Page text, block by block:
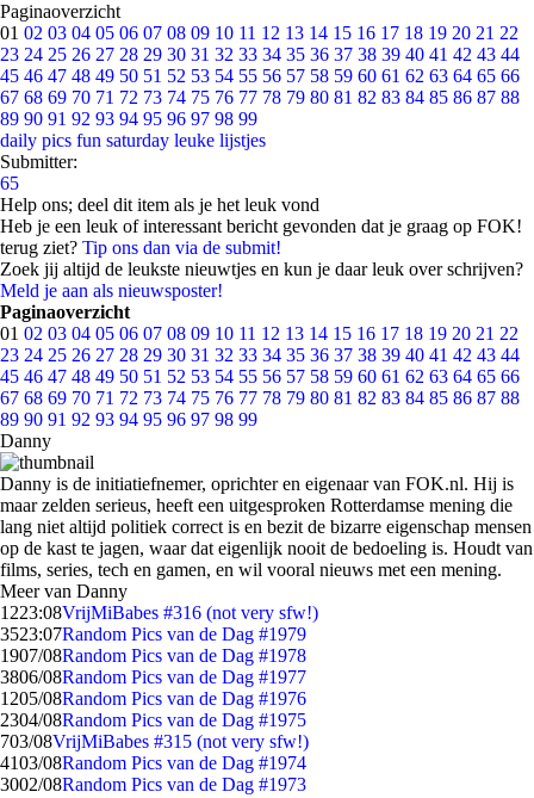
Paginaoverzicht
01 02 03 04 05 06 07 08 09 10 11 12 13 14 15 16 17 18 19 20 21 22
23 24 25 26 27 28 29 30 31 32 33 34 35 36 37 38 39 40 41 42 43 44
45 46 47 48 49 50 51 52 53 54 55 56 57 58 59 60 61 62 63 64 65 66
67 68 69 70 71 72 73 74 75 76 77 78 79 80 81 82 83 84 85 86 87 88
89 90 91 92 93 94 95 96 97 98 99
daily pics fun saturday leuke lijstjes
Submitter:
65
Help ons; deel dit item als je het leuk vond
Heb je een leuk of interessant bericht gevonden dat je graag op FOK!
terug ziet? Tip ons dan via de submit!
Zoek jij altijd de leukste nieuwtjes en kun je daar leuk over schrijven?
Meld je aan als nieuwsposter!
Paginaoverzicht
01 02 03 04 05 06 07 08 09 10 11 12 13 14 15 16 17 18 19 20 21 22
23 24 25 26 27 28 29 30 31 32 33 34 35 36 37 38 39 40 41 42 43 44
45 46 47 48 49 50 51 52 53 54 55 56 57 58 59 60 61 62 63 64 65 66
67 68 69 70 71 72 73 74 75 76 77 78 79 80 81 82 83 84 85 86 87 88
89 90 91 92 93 94 95 96 97 98 99
Danny
Danny is de initiatiefnemer, oprichter en eigenaar van FOK.nl. Hij is
maar zelden serieus, heeft een uitgesproken Rotterdamse mening die
lang niet altijd politiek correct is en bezit de bizarre eigenschap mensen
op de kast te jagen, waar dat eigenlijk nooit de bedoeling is. Houdt van
films, series, tech en gamen, en wil vooral nieuws met een mening.
Meer van Danny
1223:08VrijMiBabes #316 (not very sfw!)
3523:07Random Pics van de Dag #1979
1907/08Random Pics van de Dag #1978
3806/08Random Pics van de Dag #1977
1205/08Random Pics van de Dag #1976
2304/08Random Pics van de Dag #1975
703/08VrijMiBabes #315 (not very sfw!)
4103/08Random Pics van de Dag #1974
3002/08Random Pics van de Dag #1973